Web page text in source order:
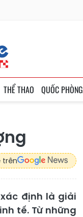
THỂ THAO QUỐC PHÒNG
trên
định là giải
tế. Từ những